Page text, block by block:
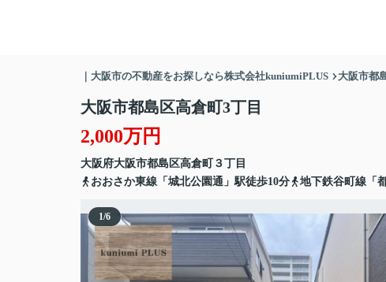
｜大阪市の不動産をお探しなら株式会社kuniumiPLUS 大阪市都
大阪市都島区高倉町3丁目
2,000万円
大阪府大阪市都島区高倉町
３丁目
おおさか東線「城北公園通」駅徒歩10分
地下鉄谷町線「
1/6